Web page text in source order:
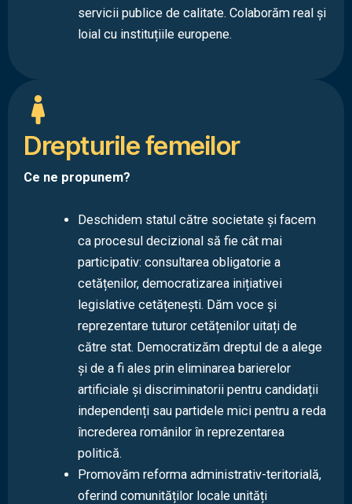
servicii publice de calitate. Colaborăm real și
loial cu instituțiile europene.
Drepturile femeilor
Ce ne propunem?
Deschidem statul către societate și facem
ca procesul decizional să fie cât mai
participativ: consultarea obligatorie a
cetățenilor, democratizarea inițiativei
legislative cetățenești. Dăm voce și
reprezentare tuturor cetățenilor uitați de
către stat. Democratizăm dreptul de a alege
și de a fi ales prin eliminarea barierelor
artificiale și discriminatorii pentru candidații
independenți sau partidele mici pentru a reda
încrederea românilor în reprezentarea
politică.
Promovăm reforma administrativ-teritorială,
oferind comunităților locale unități